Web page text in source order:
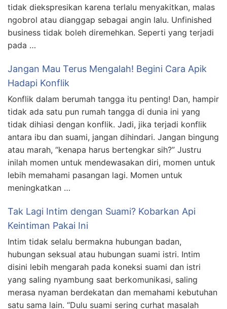
tidak diekspresikan karena terlalu menyakitkan, malas
ngobrol atau dianggap sebagai angin lalu. Unfinished
business tidak boleh diremehkan. Seperti yang terjadi
pada …
Jangan Mau Terus Mengalah! Begini Cara Apik
Hadapi Konflik
Konflik dalam berumah tangga itu penting! Dan, hampir
tidak ada satu pun rumah tangga di dunia ini yang
tidak dihiasi dengan konflik. Jadi, jika terjadi konflik
antara ibu dan suami, jangan dihindari. Jangan bingung
atau marah, “kenapa harus bertengkar sih?” Justru
inilah momen untuk mendewasakan diri, momen untuk
lebih memahami pasangan lagi. Momen untuk
meningkatkan …
Tak Lagi Intim dengan Suami? Kobarkan Api
Keintiman Pakai Ini
Intim tidak selalu bermakna hubungan badan,
hubungan seksual atau hubungan suami istri. Intim
disini lebih mengarah pada koneksi suami dan istri
yang saling nyambung saat berkomunikasi, saling
merasa nyaman berdekatan dan memahami kebutuhan
satu sama lain. “Dulu suami sering curhat masalah